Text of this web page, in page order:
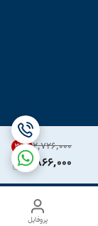
۲٬۷۲۶٬۰۰۰ 31%
1,866,000
پروفایل